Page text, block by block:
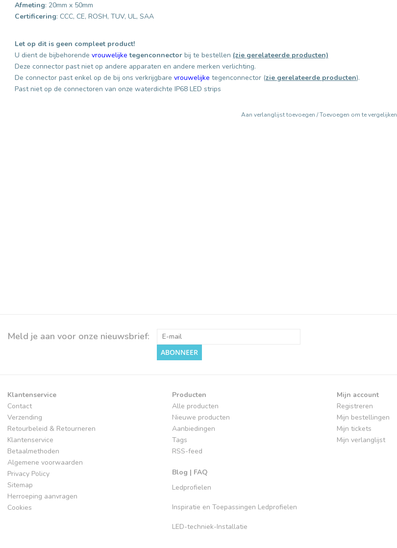
Afmeting: 20mm x 50mm
Certificering: CCC, CE, ROSH, TUV, UL, SAA
Let op dit is geen compleet product!
U dient de bijbehorende vrouwelijke tegenconnector bij te bestellen (zie gerelateerde producten)
Deze connector past niet op andere apparaten en andere merken verlichting.
De connector past enkel op de bij ons verkrijgbare vrouwelijke tegenconnector (zie gerelateerde producten).
Past niet op de connectoren van onze waterdichte IP68 LED strips
Aan verlanglijst toevoegen /Toevoegen om te vergelijken
Meld je aan voor onze nieuwsbrief:
ABONNEER
Klantenservice
Contact
Verzending
Retourbeleid & Retourneren
Klantenservice
Betaalmethoden
Algemene voorwaarden
Privacy Policy
Sitemap
Herroeping aanvragen
Cookies
Producten
Alle producten
Nieuwe producten
Aanbiedingen
Tags
RSS-feed
Blog | FAQ
Ledprofielen
Inspiratie en Toepassingen Ledprofielen
LED-techniek-Installatie
Mijn account
Registreren
Mijn bestellingen
Mijn tickets
Mijn verlanglijst